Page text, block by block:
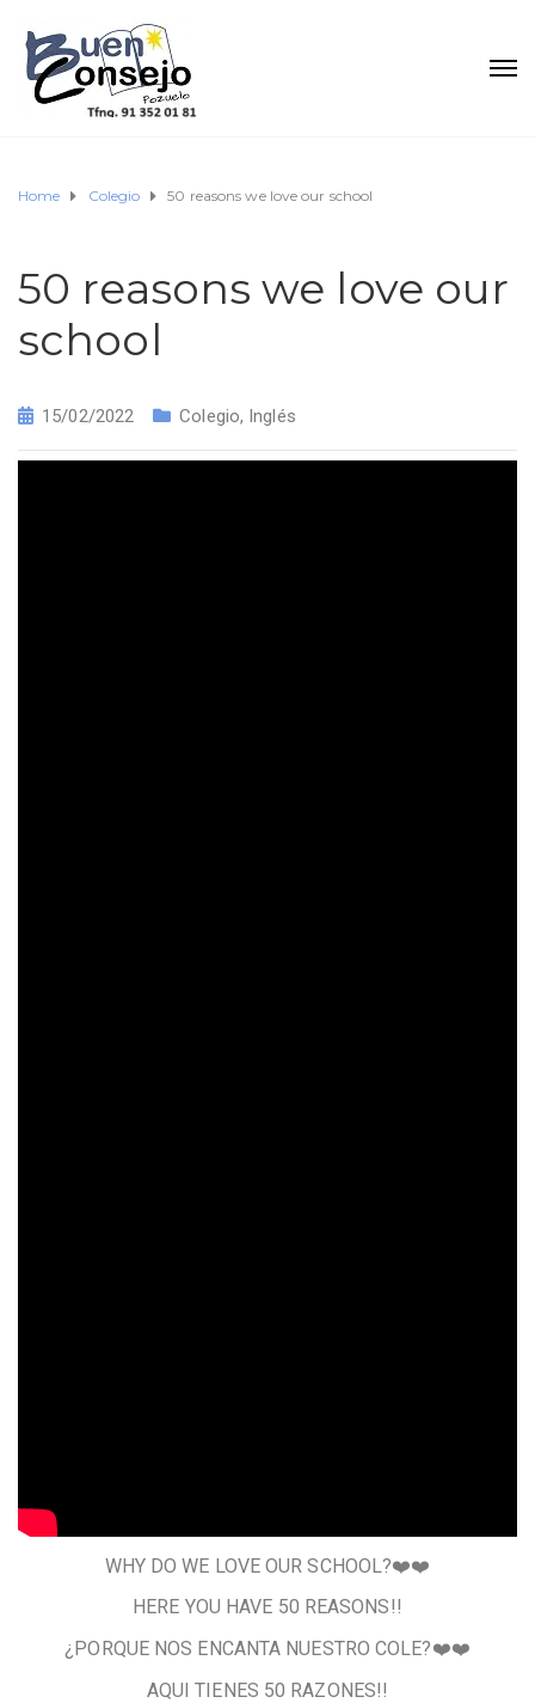
Home Colegio 50 reasons we love our school
50 reasons we love our
school
15/02/2022 Colegio, Inglés
WHY DO WE LOVE OUR SCHOOL?❤️❤️
HERE YOU HAVE 50 REASONS!!
¿PORQUE NOS ENCANTA NUESTRO COLE?❤️❤️
AQUI TIENES 50 RAZONES!!